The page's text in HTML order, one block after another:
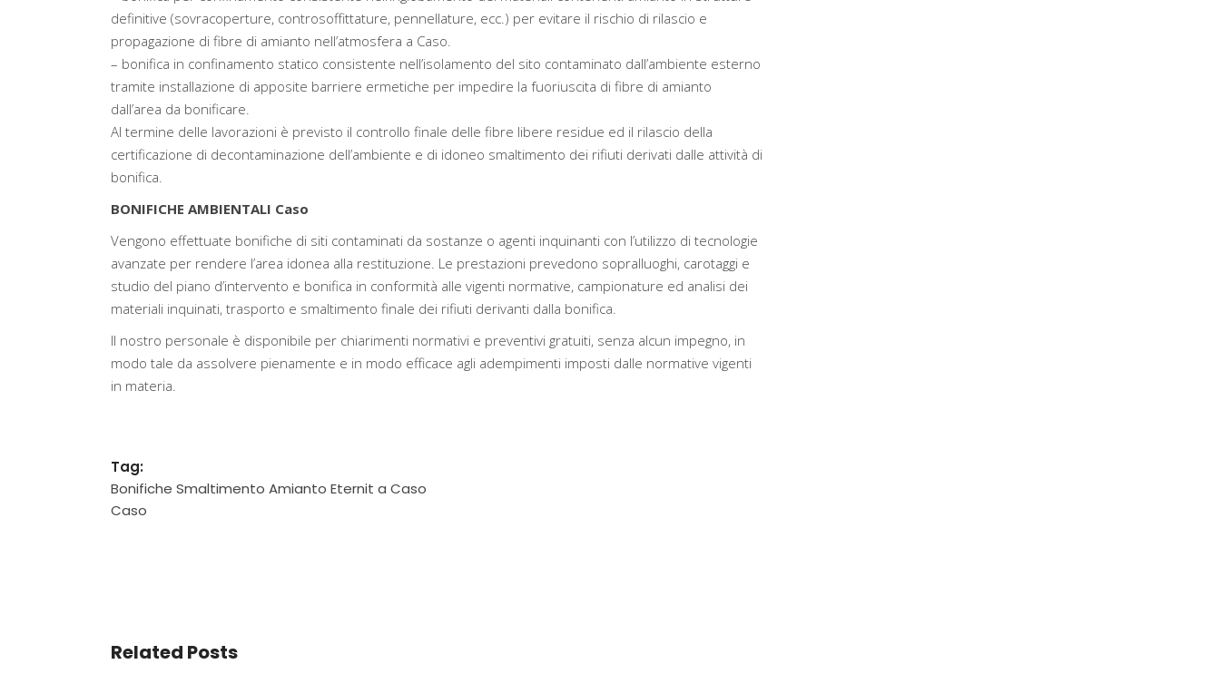
definitive (sovracoperture, controsoffittature, pennellature, ecc.) per evitare il rischio di rilascio e
propagazione di fibre di amianto nell’atmosfera a Caso.
– bonifica in confinamento statico consistente nell’isolamento del sito contaminato dall’ambiente esterno
tramite installazione di apposite barriere ermetiche per impedire la fuoriuscita di fibre di amianto
dall’area da bonificare.
Al termine delle lavorazioni è previsto il controllo finale delle fibre libere residue ed il rilascio della
certificazione di decontaminazione dell’ambiente e di idoneo smaltimento dei rifiuti derivati dalle attività di
bonifica.
BONIFICHE AMBIENTALI Caso
Vengono effettuate bonifiche di siti contaminati da sostanze o agenti inquinanti con l’utilizzo di tecnologie
avanzate per rendere l’area idonea alla restituzione. Le prestazioni prevedono sopralluoghi, carotaggi e
studio del piano d’intervento e bonifica in conformità alle vigenti normative, campionature ed analisi dei
materiali inquinati, trasporto e smaltimento finale dei rifiuti derivanti dalla bonifica.
Il nostro personale è disponibile per chiarimenti normativi e preventivi gratuiti, senza alcun impegno, in
modo tale da assolvere pienamente e in modo efficace agli adempimenti imposti dalle normative vigenti
in materia.
Tag:
Bonifiche Smaltimento Amianto Eternit a Caso
Caso
Related Posts